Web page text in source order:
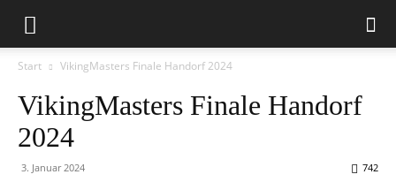
Start VikingMasters Finale Handorf 2024
VikingMasters Finale Handorf
2024
3. Januar 2024 742